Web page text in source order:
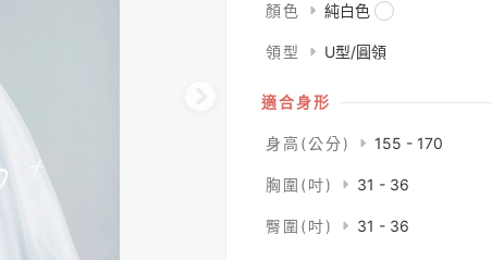
顏色 純白色
領型 U型/圓領
適合身形
身高(公分) 155 - 170
胸圍(吋) 31 - 36
臀圍(吋) 31 - 36